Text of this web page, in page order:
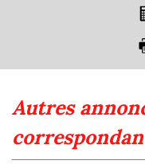
Familles avec 1 ou
autres annonces immobilières